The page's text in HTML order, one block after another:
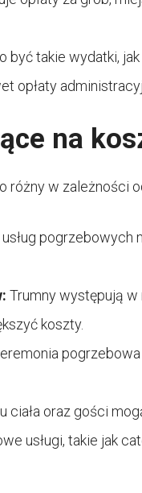
być takie wydatki,
opłaty
na
w zależności
usług pogrzebowych
Trumny występują w
koszty.
ciała oraz gości
usługi, takie jak